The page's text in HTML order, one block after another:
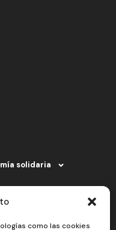
como las cookies
solidaria